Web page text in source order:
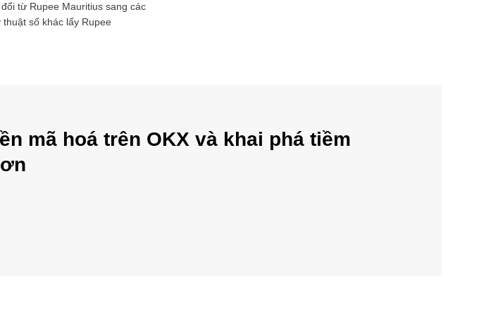
từ Rupee Mauritius sang các
thuật số khác lấy Rupee
mã hoá trên OKX và khai phá tiềm